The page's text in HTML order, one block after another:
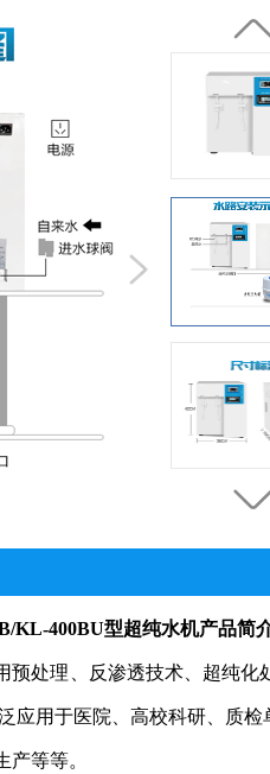
KL-400BU型超纯水机产品简
预处理、反渗透技术、超纯
应用于医院、高校科研、质
产等等。